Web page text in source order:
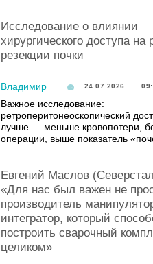
Исследование о влиянии
хирургического доступа на
резекции почки
Владимир 24.07.2026
Важное исследование:
ретроперитонеоскопический
лучше — меньше кровопотери,
операции, выше показатель
Евгений Маслов
«Для нас был важен не
производитель
интегратор, который
построить сварочный
целиком»